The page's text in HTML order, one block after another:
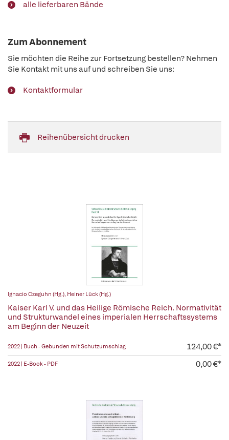
alle lieferbaren Bände
Zum Abonnement
Sie möchten die Reihe zur Fortsetzung bestellen? Nehmen
Sie Kontakt mit uns auf und schreiben Sie uns:
Kontaktformular
Reihenübersicht drucken
Ignacio Czeguhn (Hg.), Heiner Lück (Hg.)
Kaiser Karl V. und das Heilige Römische Reich. Normativität
und Strukturwandel eines imperialen Herrschaftssystems
am Beginn der Neuzeit
2022 | Buch - Gebunden mit Schutzumschlag 124,00 €*
2022 | E-Book - PDF 0,00 €*